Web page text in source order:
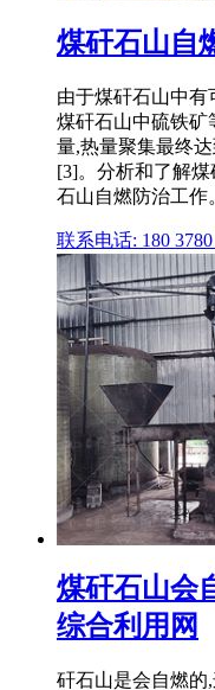
煤矸石山自
由于煤矸石山中有
煤矸石山中硫铁矿
量,热量聚集最终
[3]。分析和了解
石山自燃防治工作
联系电话: 180 3780
煤矸石山会
综合利用网
矸石山是会自燃的